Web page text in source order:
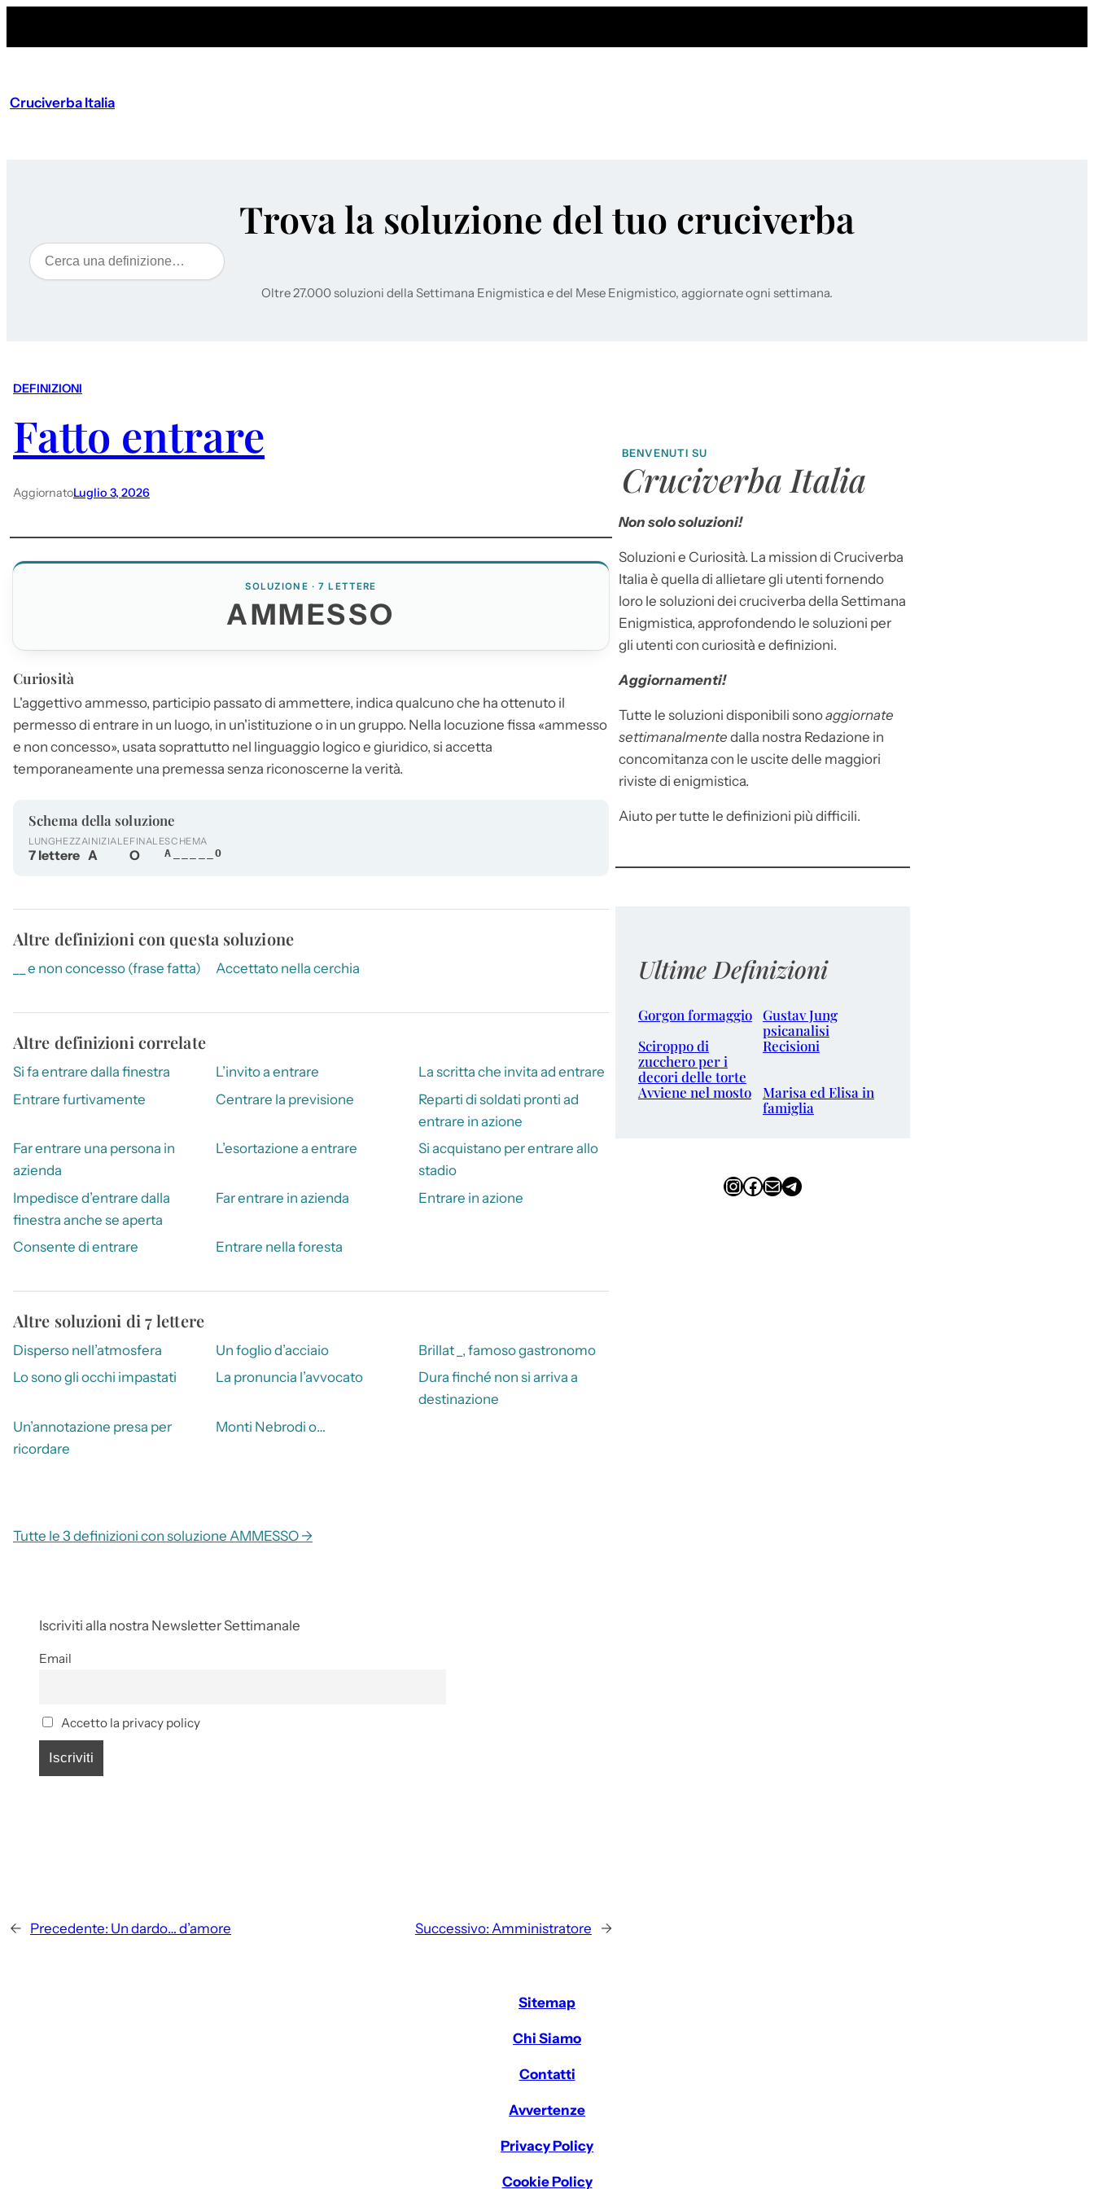
Cruciverba Italia
Trova la soluzione del tuo cruciverba
Cerca
Oltre 27.000 soluzioni della Settimana Enigmistica e del Mese Enigmistico, aggiornate ogni settimana.
DEFINIZIONI
Fatto entrare
AggiornatoLuglio 3, 2026
SOLUZIONE · 7 LETTERE
AMMESSO
Curiosità
L'aggettivoammesso, participio passato di ammettere, indica qualcuno che ha ottenuto il
permesso di entrare in un luogo, in un'istituzione o in un gruppo. Nella locuzione fissa «ammesso
e non concesso», usata soprattutto nel linguaggio logico e giuridico, si accetta
temporaneamente una premessa senza riconoscerne la verità.
Schema della soluzione
LUNGHEZZA
7 lettere
INIZIALE
A
FINALE
O
SCHEMA
A_____O
Altre definizioni con questa soluzione
__ e non concesso (frase fatta) Accettato nella cerchia
Altre definizioni correlate
Si fa entrare dalla finestra L’invito a entrare
La scritta che invita ad entrare
Entrare furtivamente
Centrare la previsione
Reparti di soldati pronti ad
entrare in azione
Far entrare una persona in
azienda
L’esortazione a entrare
Si acquistano per entrare allo
stadio
Impedisce d’entrare dalla
finestra anche se aperta
Far entrare in azienda Entrare in azione
Consente di entrare Entrare nella foresta
Altre soluzioni di 7 lettere
Disperso nell’atmosfera Un foglio d’acciaio
Brillat _, famoso gastronomo
Lo sono gli occhi impastati
La pronuncia l’avvocato
Dura finché non si arriva a
destinazione
Un’annotazione presa per
ricordare
Monti Nebrodi o…
Tutte le 3 definizioni con soluzione AMMESSO →
Iscriviti alla nostra Newsletter Settimanale
Email
Accetto la privacy policy
← Precedente: Un dardo… d’amore Successivo: Amministratore →
BENVENUTI SU
Cruciverba Italia
Non solo soluzioni!
Soluzioni e Curiosità. La mission di Cruciverba
Italia è quella di allietare gli utenti fornendo
loro le soluzioni dei cruciverba della Settimana
Enigmistica, approfondendo le soluzioni per
gli utenti con curiosità e definizioni.
Aggiornamenti!
Tutte le soluzioni disponibili sonoaggiornate
settimanalmente dalla nostra Redazione in
concomitanza con le uscite delle maggiori
riviste di enigmistica.
Aiuto per tutte le definizioni più difficili.
Ultime Definizioni
Gorgon formaggio Gustav Jung
psicanalisi
Sciroppo di
zucchero per i
decori delle torte
Recisioni
Avviene nel mosto
Marisa ed Elisa in
famiglia
InstagramFacebook Email Telegram
Sitemap
Chi Siamo
Contatti
Avvertenze
Privacy Policy
Cookie Policy